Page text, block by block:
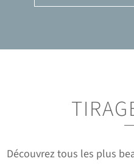
Découvrez tous les plus